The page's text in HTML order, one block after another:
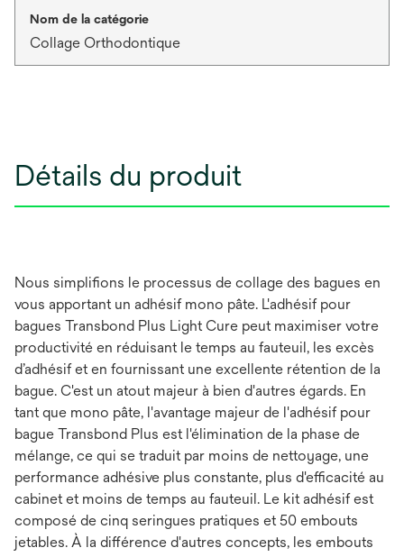
Nom de la catégorie
Collage Orthodontique
Détails du produit
Nous simplifions le processus de collage des bagues en
vous apportant un adhésif mono pâte. L'adhésif pour
bagues Transbond Plus Light Cure peut maximiser votre
productivité en réduisant le temps au fauteuil, les excès
d’adhésif et en fournissant une excellente rétention de la
bague. C'est un atout majeur à bien d'autres égards. En
tant que mono pâte, l'avantage majeur de l'adhésif pour
bague Transbond Plus est l'élimination de la phase de
mélange, ce qui se traduit par moins de nettoyage, une
performance adhésive plus constante, plus d'efficacité au
cabinet et moins de temps au fauteuil. Le kit adhésif est
composé de cinq seringues pratiques et 50 embouts
jetables. À la différence d'autres concepts, les embouts